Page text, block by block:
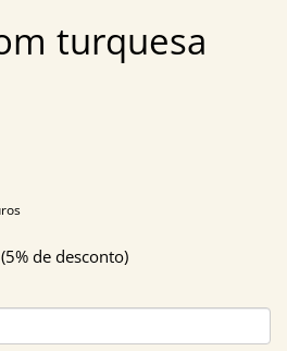
turquesa
de desconto)